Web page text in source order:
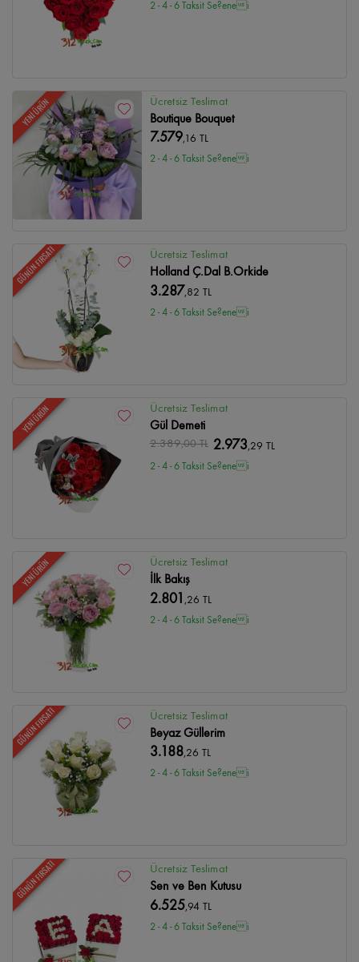
2 - 4 - 6 Taksit Se?enei
YENİ ÜRÜN Ücretsiz Teslimat
Boutique Bouquet
7.579,16 TL
2 - 4 - 6 Taksit Se?enei
GÜNÜN FIRSATI Ücretsiz Teslimat
Holland Ç.Dal B.Orkide
3.287,82 TL
2 - 4 - 6 Taksit Se?enei
YENİ ÜRÜN Ücretsiz Teslimat
Gül Demeti
2.389,00 TL 2.973,29 TL
2 - 4 - 6 Taksit Se?enei
YENİ ÜRÜN Ücretsiz Teslimat
İlk Bakış
2.801 ,26 TL
2 - 4 - 6 Taksit Se?enei
GÜNÜN FIRSATI Ücretsiz Teslimat
Beyaz Güllerim
3.188,26 TL
2 - 4 - 6 Taksit Se?enei
GÜNÜN FIRSATI Ücretsiz Teslimat
Sen ve Ben Kutusu
6.525,94 TL
2 - 4 - 6 Taksit Se?enei